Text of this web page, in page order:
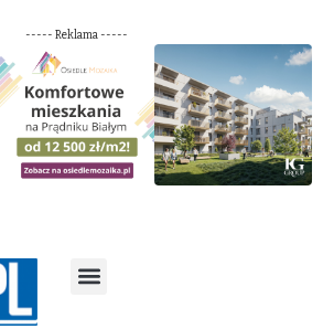
----- Reklama -----